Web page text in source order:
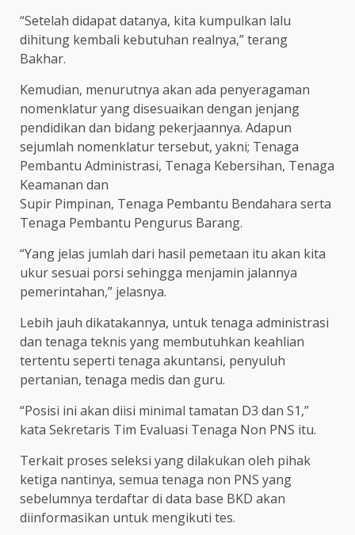
“Setelah didapat datanya, kita kumpulkan lalu
dihitung kembali kebutuhan realnya,” terang
Bakhar.
Kemudian, menurutnya akan ada penyeragaman
nomenklatur yang disesuaikan dengan jenjang
pendidikan dan bidang pekerjaannya. Adapun
sejumlah nomenklatur tersebut, yakni; Tenaga
Pembantu Administrasi, Tenaga Kebersihan, Tenaga
Keamanan dan
Supir Pimpinan, Tenaga Pembantu Bendahara serta
Tenaga Pembantu Pengurus Barang.
“Yang jelas jumlah dari hasil pemetaan itu akan kita
ukur sesuai porsi sehingga menjamin jalannya
pemerintahan,” jelasnya.
Lebih jauh dikatakannya, untuk tenaga administrasi
dan tenaga teknis yang membutuhkan keahlian
tertentu seperti tenaga akuntansi, penyuluh
pertanian, tenaga medis dan guru.
“Posisi ini akan diisi minimal tamatan D3 dan S1,”
kata Sekretaris Tim Evaluasi Tenaga Non PNS itu.
Terkait proses seleksi yang dilakukan oleh pihak
ketiga nantinya, semua tenaga non PNS yang
sebelumnya terdaftar di data base BKD akan
diinformasikan untuk mengikuti tes.